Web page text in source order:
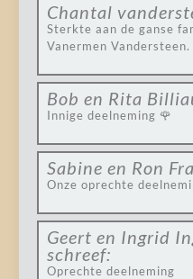
Chantal
Sterkte aan de ganse
Vanermen Vandersteen.
Bob en Rita
Innige deelneming 🌹
Sabine en Ron
Onze oprechte
Geert en Ingrid
schreef:
Oprechte deelneming